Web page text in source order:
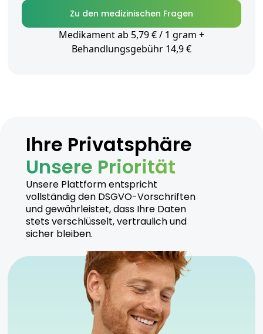
Zu den medizinischen Fragen
Medikament ab 5,79 € / 1 gram +
Behandlungsgebühr 14,9 €
Ihre Privatsphäre
Unsere Priorität
Unsere Plattform entspricht
vollständig den DSGVO-Vorschriften
und gewährleistet, dass Ihre Daten
stets verschlüsselt, vertraulich und
sicher bleiben.